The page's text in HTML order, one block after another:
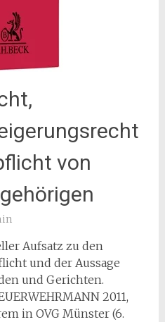
von
Aufsatz zu den
und der Aussage
und Gerichten.
2011,
in OVG Münster(6.